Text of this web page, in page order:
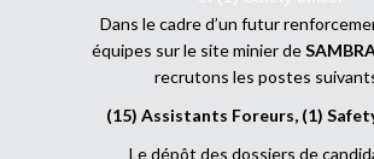
Dans le cadre d’un futur
équipes sur le site minier de
recrutons les postes
(15) Assistants Foreurs, (1)
Le dépôt des dossiers de